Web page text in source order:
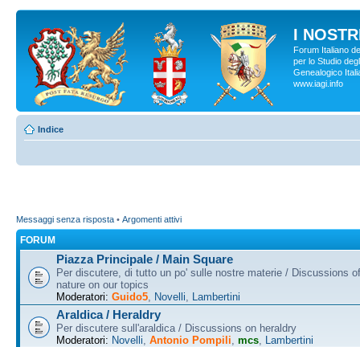
I
Forum Italiano
per lo Studio
Genealogico
www.iagi.info
Indice
Messaggi senza risposta • Argomenti attivi
FORUM
Piazza Principale / Main Square
Per discutere, di tutto un po' sulle nostre materie / Discussions
nature on our topics
Moderatori: Guido5 Novelli Lambertini
Araldica / Heraldry
Per discutere sull'araldica / Discussions on heraldry
Moderatori: Novelli Antonio Pompili mcs Lambertini